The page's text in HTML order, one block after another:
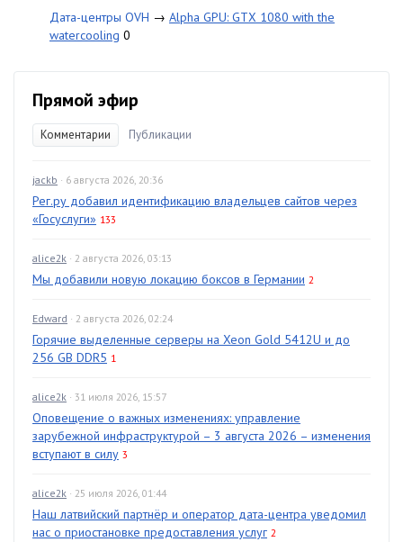
Дата-центры OVH → Alpha GPU: GTX 1080 with the
watercooling 0
Прямой эфир
Комментарии Публикации
jackb · 6 августа 2026, 20:36
Рег.ру добавил идентификацию владельцев сайтов через
«Госуслуги» 133
alice2k · 2 августа 2026, 03:13
Мы добавили новую локацию боксов в Германии 2
Edward · 2 августа 2026, 02:24
Горячие выделенные серверы на Xeon Gold 5412U и до
256 GB DDR5 1
alice2k · 31 июля 2026, 15:57
Оповещение о важных изменениях: управление
зарубежной инфраструктурой – 3 августа 2026 – изменения
вступают в силу 3
alice2k · 25 июля 2026, 01:44
Наш латвийский партнёр и оператор дата-центра уведомил
нас о приостановке предоставления услуг 2